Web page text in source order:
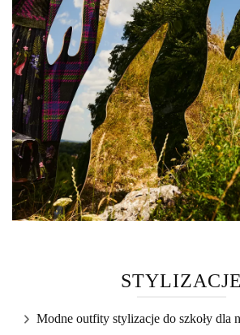
STYLIZACJE
Modne outfity stylizacje do szkoły dla